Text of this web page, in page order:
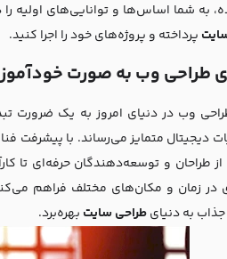
به شما اساس‌ها و توانایی‌های اولیه را
پرداخته و پروژه‌های خود را اجرا کنید.
طراحی وب به صورت خودآموز
وب در دنیای امروز به یک ضرورت
دیجیتال متمایز می‌رساند. با پیشرفت
طراحان و توسعه‌دهندگان حرفه‌ای تا
در زمان و مکان‌های مختلف فراهم
جذاب به دنیایطراحی سایت بهره‌برد.